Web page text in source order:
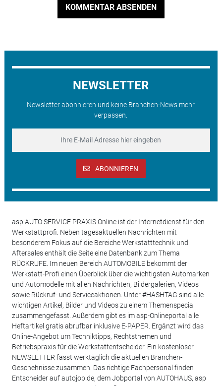
KOMMENTAR ABSENDEN
NEWSLETTER
Newsletter abonnieren und keine Branchen-News mehr
verpassen.
ABONNIEREN
asp AUTO SERVICE PRAXIS Online ist der Internetdienst für den
Werkstattprofi. Neben tagesaktuellen Nachrichten mit
besonderem Fokus auf die Bereiche Werkstatttechnik und
Aftersales enthält die Seite eine Datenbank zum Thema
RÜCKRUFE. Im neuen Bereich AUTOMOBILE bekommt der
Werkstatt-Profi einen Überblick über die wichtigsten Automarken
und Automodelle mit allen Nachrichten, Bildergalerien, Videos
sowie Rückruf- und Serviceaktionen. Unter #HASHTAG sind alle
wichtigen Artikel, Bilder und Videos zu einem Themenspecial
zusammengefasst. Außerdem gibt es im asp-Onlineportal alle
Heftartikel gratis abrufbar inklusive E-PAPER. Ergänzt wird das
Online-Angebot um Techniktipps, Rechtsthemen und
Betriebspraxis für die Werkstattentscheider. Ein kostenloser
NEWSLETTER fasst werktäglich die aktuellen Branchen-
Geschehnisse zusammen. Das richtige Fachpersonal finden
Entscheider auf autojob.de, dem Jobportal von AUTOHAUS, asp